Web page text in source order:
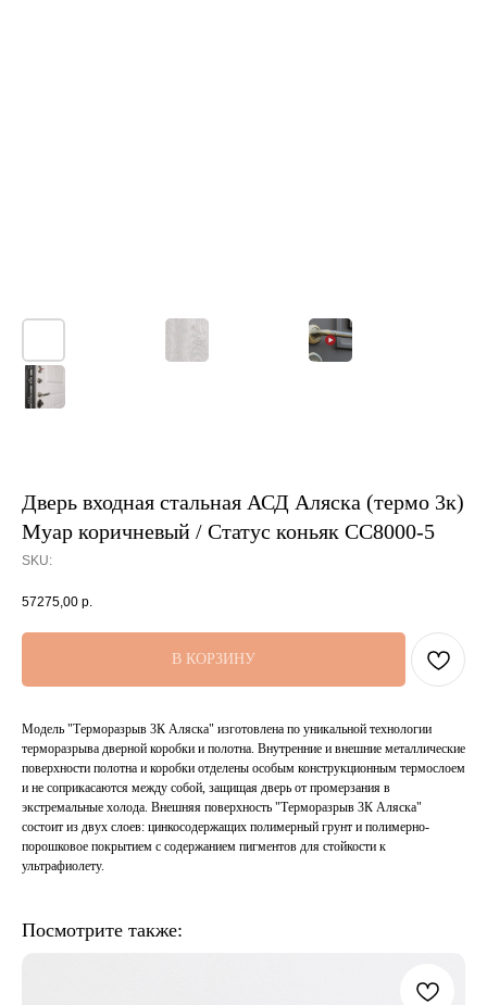
Дверь входная стальная АСД Аляска (термо 3к)
Муар коричневый / Статус коньяк СС8000-5
SKU:
57275,00 р.
В КОРЗИНУ
Модель "Терморазрыв 3К Аляска" изготовлена по уникальной технологии
терморазрыва дверной коробки и полотна. Внутренние и внешние металлические
поверхности полотна и коробки отделены особым конструкционным термослоем
и не соприкасаются между собой, защищая дверь от промерзания в
экстремальные холода. Внешняя поверхность "Терморазрыв 3К Аляска"
состоит из двух слоев: цинкосодержащих полимерный грунт и полимерно-
порошковое покрытием с содержанием пигментов для стойкости к
ультрафиолету.
Посмотрите также: